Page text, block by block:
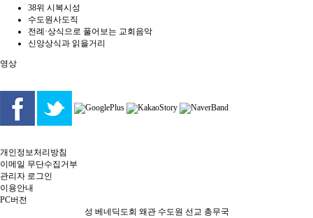
38위 시복시성
수도원사도직
전례·상식으로 풀어보는 교회음악
신앙상식과 읽을거리
영상
개인정보처리방침
이메일 무단수집거부
관리자 로그인
이용안내
PC버전
성 베네딕도회 왜관 수도원 선교 총무국